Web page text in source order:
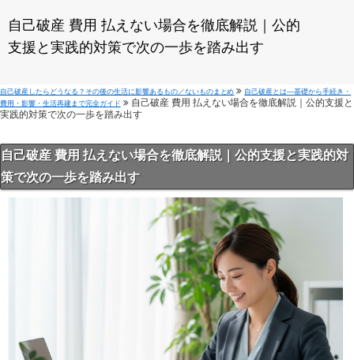
自己破産 費用 払えない場合を徹底解説｜公的
支援と実践的対策で次の一歩を踏み出す
自己破産したらどうなる？その後の生活に影響あるもの／ないものまとめ
自己破産とは—基礎から手続き・
費用・影響・生活再建まで完全ガイド
自己破産 費用 払えない場合を徹底解説｜公的支援と
実践的対策で次の一歩を踏み出す
自己破産 費用 払えない場合を徹底解説｜公的支援と実践的対
策で次の一歩を踏み出す